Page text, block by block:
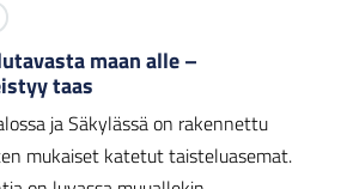
maan alle –
taas
ja Säkylässä on rakennettu
mukaiset katetut taisteluasemat.